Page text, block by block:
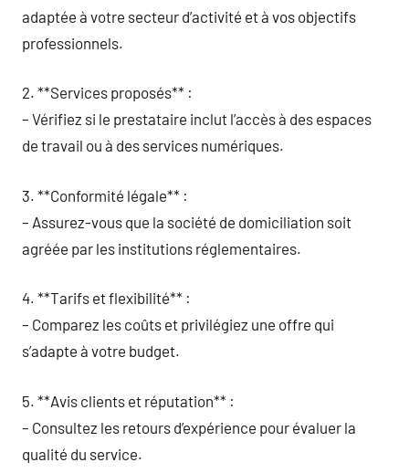
adaptée à votre secteur d’activité et à vos objectifs
professionnels.
2. **Services proposés** :
– Vérifiez si le prestataire inclut l’accès à des espaces
de travail ou à des services numériques.
3. **Conformité légale** :
– Assurez-vous que la société de domiciliation soit
agréée par les institutions réglementaires.
4. **Tarifs et flexibilité** :
– Comparez les coûts et privilégiez une offre qui
s’adapte à votre budget.
5. **Avis clients et réputation** :
– Consultez les retours d’expérience pour évaluer la
qualité du service.